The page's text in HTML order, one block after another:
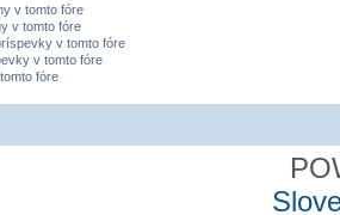
v tomto fóre
v tomto fóre
v tomto fóre
v tomto fóre
fóre